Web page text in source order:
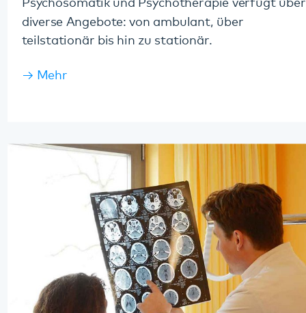
In der neurologischen Klinik des Pfalzklinikums
werden alle Erkrankungen des Gehirns, des
Rückenmarks, der Nerven und der Muskulatur
behandelt. Schlaganfälle, Parkinson-
Erkrankungen, Multiple Sklerose (MS), Epilepsien
und beginnende Demenzen sind die häufigsten
Krankheitsbilder.
Mehr